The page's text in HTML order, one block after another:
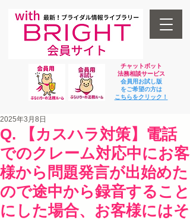
チャットボット
法務相談サービス
会員用お試し版
をご希望の方は
​こちらをクリック！
Q. 【カスハラ対策】電話
でのクレーム対応中にお客
様から問題発言が出始めた
ので途中から録音すること
にした場合、お客様にはそ
2025年3月8日